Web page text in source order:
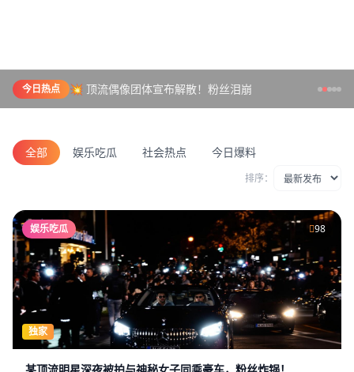
今日热点 💥 顶流偶像团体宣布解散！粉丝泪崩
全部 娱乐吃瓜 社会热点 今日爆料
排序：
娱乐吃瓜 98
独家